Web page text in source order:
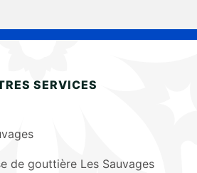
SERVICES
de gouttière Les Sauvages